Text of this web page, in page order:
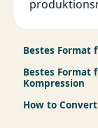
Bestes Format
Bestes
Kompression
How to